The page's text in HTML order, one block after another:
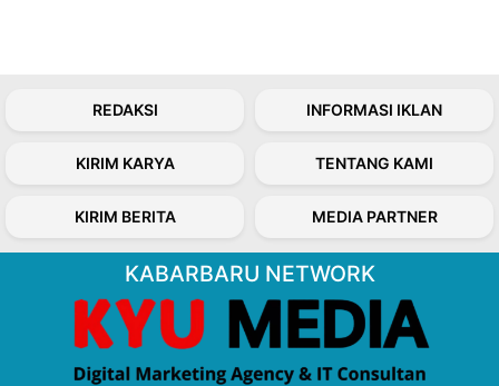
REDAKSI INFORMASI IKLAN
KIRIM KARYA TENTANG KAMI
KIRIM BERITA MEDIA PARTNER
KABARBARU NETWORK